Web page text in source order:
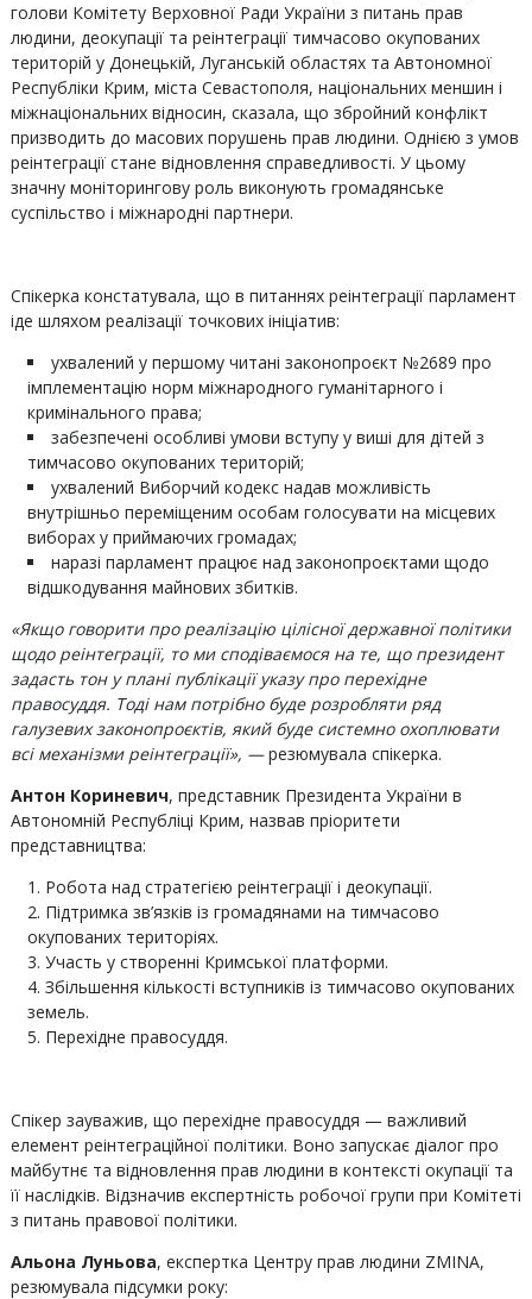
голови Комітету Верховної Ради України з питань прав
людини, деокупації та реінтеграції тимчасово окупованих
територій у Донецькій, Луганській областях та Автономної
Республіки Крим, міста Севастополя, національних меншин і
міжнаціональних відносин, сказала, що збройний конфлікт
призводить до масових порушень прав людини. Однією з умов
реінтеграції стане відновлення справедливості. У цьому
значну моніторингову роль виконують громадянське
суспільство і міжнародні партнери.
Спікерка констатувала, що в питаннях реінтеграції парламент
іде шляхом реалізації точкових ініціатив:
ухвалений у першому читані законопроєкт №2689 про
імплементацію норм міжнародного гуманітарного і
кримінального права;
забезпечені особливі умови вступу у виші для дітей з
тимчасово окупованих територій;
ухвалений Виборчий кодекс надав можливість
внутрішньо переміщеним особам голосувати на місцевих
виборах у приймаючих громадах;
наразі парламент працює над законопроєктами щодо
відшкодування майнових збитків.
«Якщо говорити про реалізацію цілісної державної політики
щодо реінтеграції, то ми сподіваємося на те, що президент
задасть тон у плані публікації указу про перехідне
правосуддя. Тоді нам потрібно буде розробляти ряд
галузевих законопроєктів, який буде системно охоплювати
всі механізми реінтеграції», —резюмувала спікерка.
Антон Кориневич, представник Президента України в
Автономній Республіці Крим, назвав пріоритети
представництва:
Робота над стратегією реінтеграції і деокупації.
Підтримка зв’язків із громадянами на тимчасово
окупованих територіях.
Участь у створенні Кримської платформи.
Збільшення кількості вступників із тимчасово окупованих
земель.
Перехідне правосуддя.
Спікер зауважив, що перехідне правосуддя — важливий
елемент реінтеграційної політики. Воно запускає діалог про
майбутнє та відновлення прав людини в контексті окупації та
її наслідків. Відзначив експертність робочої групи при Комітеті
з питань правової політики.
Альона Луньова, експертка Центру прав людини ZMINA,
резюмувала підсумки року: